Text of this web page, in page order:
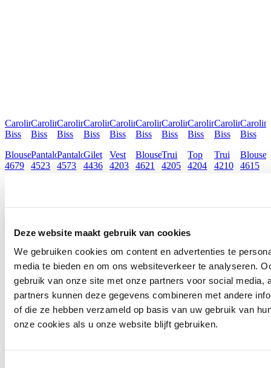
Deze website maakt gebruik van cookies
We gebruiken cookies om content en advertenties te
media te bieden en om ons websiteverkeer te analyseren.
gebruik van onze site met onze partners voor social media,
partners kunnen deze gegevens combineren met andere
of die ze hebben verzameld op basis van uw gebruik van
onze cookies als u onze website blijft gebruiken.
Caroline
Biss
Blouse
4679
Caroline
Biss
Pantalon
4523
Caroline
Biss
Pantalon
4573
Caroline
Biss
Gilet
4436
Caroline
Biss
Vest
4203
Caroline
Biss
Blouse
4621
Caroline
Biss
Trui
4205
Caroline
Biss
Top
4204
Caroline
Biss
Trui
4210
Biss
Blouse
4615
Meer voor jou